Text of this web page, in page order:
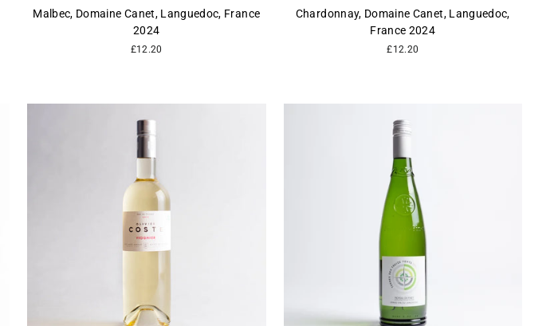
Malbec, Domaine Canet, Languedoc, France
2024
£12.20
Chardonnay, Domaine Canet, Languedoc,
France 2024
£12.20